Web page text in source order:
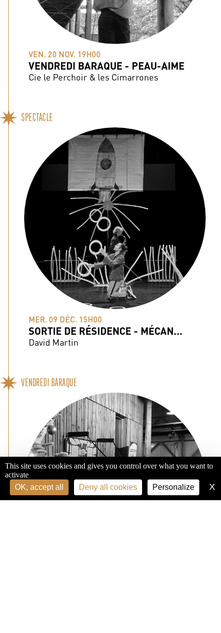
VEN. 20 NOV. 19H00
VENDREDI BARAQUE - PEAU-AIME
Cie le Perchoir & les Cimarrones
SPECTACLE
MER. 09 DÉC. 15H00
SORTIE DE RÉSIDENCE - MÉCAN...
David Martin
VENDREDI BARAQUE
This site uses cookies and gives you control over what you want to
activate
OK, accept all
Deny all cookies Personalize X